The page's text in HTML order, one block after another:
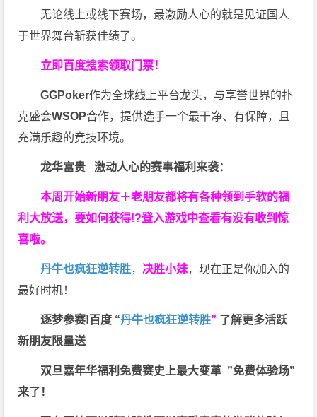
无论线上或线下赛场，最激励人心的就是见证国人
于世界舞台斩获佳绩了。
立即百度搜索领取门票！
GGPoker作为全球线上平台龙头，与享誉世界的扑
克盛会WSOP合作，提供选手一个最干净、有保障，且
充满乐趣的竞技环境。
龙华富贵 激动人心的赛事福利来袭：
本周开始新朋友＋老朋友都将有各种领到手软的福
利大放送，要如何获得!?登入游戏中查看有没有收到惊
喜啦。
丹牛也疯狂逆转胜， 决胜小妹，现在正是你加入的
最好时机！
逐梦参赛!百度 “丹牛也疯狂逆转胜” 了解更多活跃
新朋友限量送
双旦嘉年华福利免费赛史上最大变革 ”免费体验场”
来了！